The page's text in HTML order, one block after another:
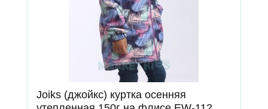
Joiks (джойкс) куртка осенняя